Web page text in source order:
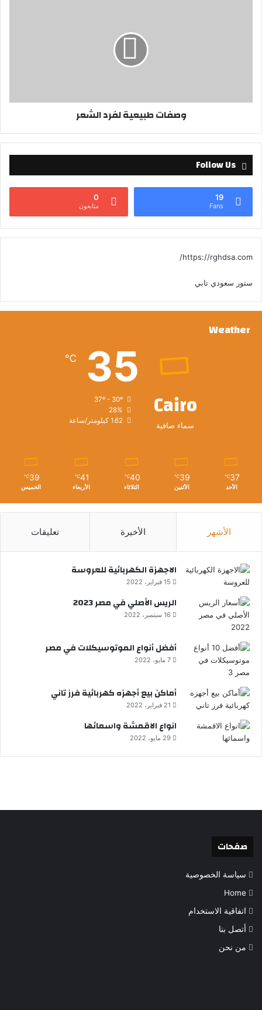
وصفات طبيعية لفرد الشعر
Follow Us
19
Fans
0
متابعون
https://rghdsa.com/
ستور سعودي تابي
Weather
Cairo
سماء صافية
35
℃
28%
1.62 كيلومتر/ساعة
37
℃
الأحد
39
℃
الأثنين
40
℃
الثلاثاء
41
℃
الأربعاء
39
℃
الخميس
الأشهر الأخيرة تعليقات
الاجهزة الكهربائية للعروسة
15 فبراير، 2022
الريس الأصلي في مصر 2023
16 سبتمبر، 2022
أفضل أنواع الموتوسيكلات في مصر
7 مايو، 2022
أماكن بيع أجهزه كهربائية فرز تاني
21 فبراير، 2022
انواع الاقمشة واسمائها
29 مايو، 2022
صفحات
سياسة الخصوصية
Home
اتفاقية الاستخدام
أتصل بنا
من نحن